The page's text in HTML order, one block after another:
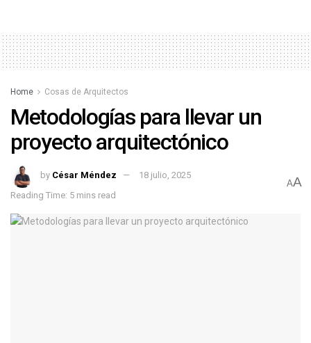
Home Cosas de Arquitectos
Metodologías para llevar un
proyecto arquitectónico
by César Méndez
18 julio, 2025
Reading Time: 5 mins read
AA